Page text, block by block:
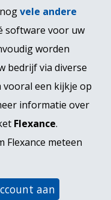
nogvele andere
software voor uw
worden
bedrijf via diverse
vooral een kijkje op
informatie over
Flexance.
Flexance meteen
aan